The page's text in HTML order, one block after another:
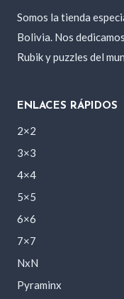
Somos la tienda
Bolivia. Nos
Rubik y puzzles del
ENLACES RÁPIDOS
2×2
3×3
4×4
5×5
6×6
7×7
NxN
Pyraminx